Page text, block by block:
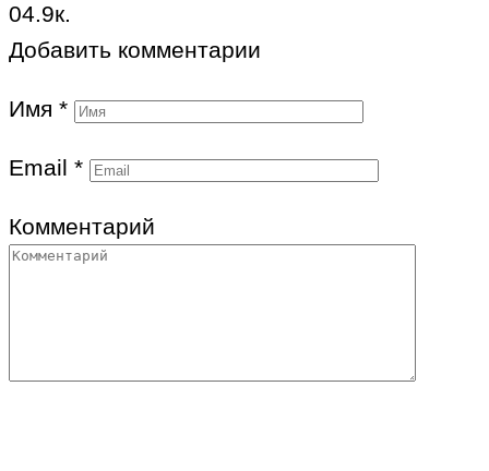
04.9к.
Добавить комментарии
Имя *
Email *
Комментарий